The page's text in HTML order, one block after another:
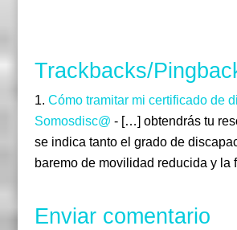
Trackbacks/
Cómo tramitar mi certificado de
Somosdisc@ - […] obtendrás tu
se indica tanto el grado de
baremo de movilidad reducida y la
Enviar comentario